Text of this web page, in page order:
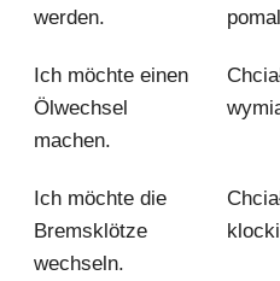
werden.
Ich möchte einen
Ölwechsel
machen.
Ich möchte die
Bremsklötze
wechseln.